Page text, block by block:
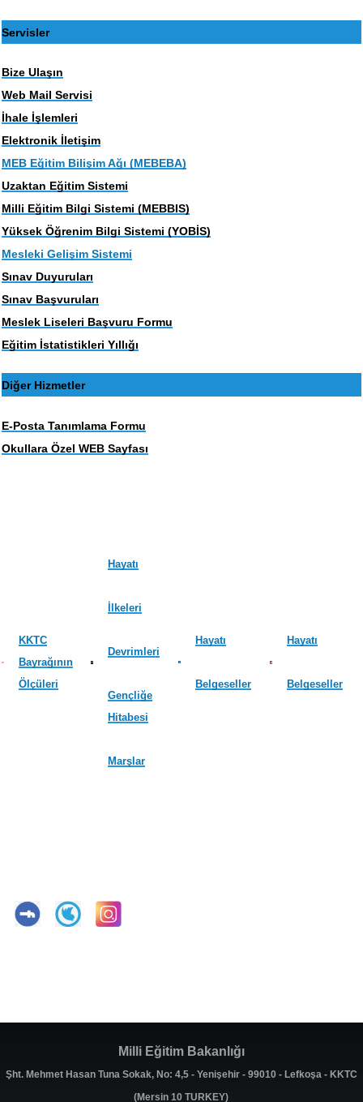
Servisler
Bize Ulaşın
Web Mail Servisi
İhale İşlemleri
Elektronik İletişim
MEB Eğitim Bilişim Ağı (MEBEBA)
Uzaktan Eğitim Sistemi
Milli Eğitim Bilgi Sistemi (MEBBIS)
Yüksek Öğrenim Bilgi Sistemi (YOBİS)
Mesleki Gelişim Sistemi
Sınav Duyuruları
Sınav Başvuruları
Meslek Liseleri Başvuru Formu
Eğitim İstatistikleri Yıllığı
Diğer Hizmetler
E-Posta Tanımlama Formu
Okullara Özel WEB Sayfası
KKTC
Bayrağının
Ölçüleri
Hayatı
İlkeleri
Devrimleri
Gençliğe
Hitabesi
Marşlar
Hayatı
Belgeseller
Hayatı
Belgeseller
Milli Eğitim Bakanlığı
Şht. Mehmet Hasan Tuna Sokak, No: 4,5 - Yenişehir - 99010 - Lefkoşa - KKTC
(Mersin 10 TURKEY)